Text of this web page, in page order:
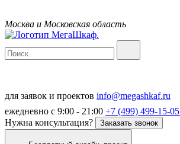
Москва и Московская область
для заявок и проектов info@megashkaf.ru
ежедневно с 9:00 - 21:00 +7 (499) 499-15-05
Нужна консультация?
Заказать звонок